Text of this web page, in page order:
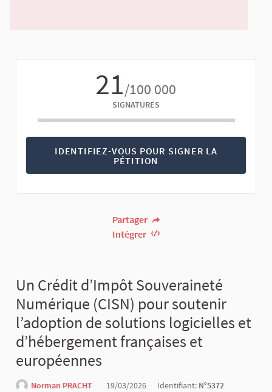
21/100 000
SIGNATURES
IDENTIFIEZ-VOUS POUR SIGNER LA
PÉTITION
Partager
Intégrer
Un Crédit d’Impôt Souveraineté
Numérique (CISN) pour soutenir
l’adoption de solutions logicielles et
d’hébergement françaises et
européennes
Norman PRACHT 19/03/2026 Identifiant: N°5372